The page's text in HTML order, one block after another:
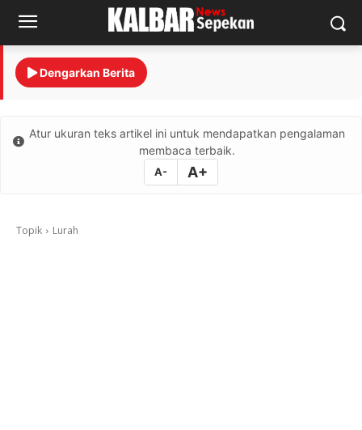
Dengarkan Berita
Atur ukuran teks artikel ini untuk mendapatkan pengalaman
membaca terbaik.
A- A+
Topik Lurah